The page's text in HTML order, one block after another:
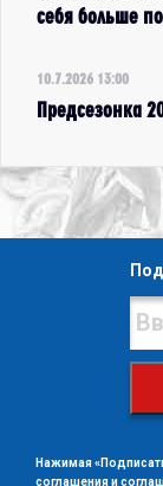
себя больше
10.7.2026 13:00
Предсезонка
Нажимая
соглашенияи